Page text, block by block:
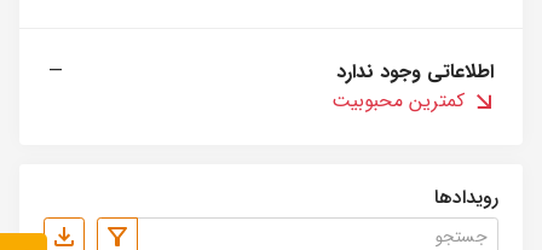
اطلاعاتی وجود ندارد
—
کمترین محبوبیت
رویدادها